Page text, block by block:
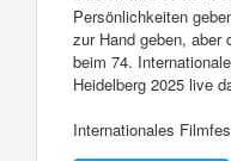
Persönlichkeiten
zur Hand geben, aber
beim 74.
Heidelberg 2025 live
Internationales